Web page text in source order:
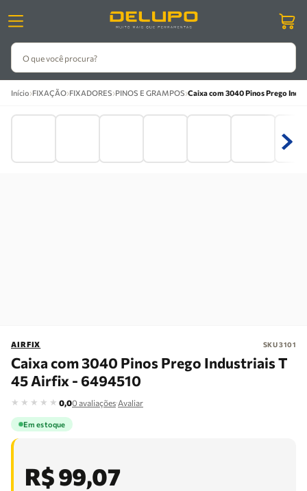
O que você procura?
Início›FIXAÇÃO›FIXADORES›PINOS E GRAMPOS›Caixa com 3040 Pinos Prego
AIRFIX SKU3101
Caixa com 3040 Pinos Prego Industriais T
45 Airfix - 6494510
★ ★ ★ ★ ★ 0,00 avaliações·Avaliar
Em estoque
R$99,07